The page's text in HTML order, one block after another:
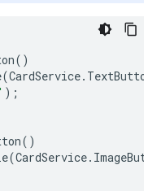
()
(CardService.
);
()
(CardService.